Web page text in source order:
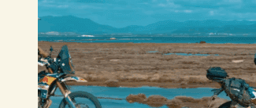
Pasohlávky
2026: největší
sraz roku